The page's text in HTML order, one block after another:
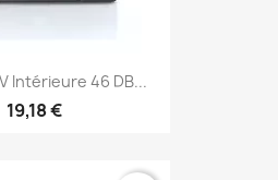
Intérieure 46 DB...
19,18 €